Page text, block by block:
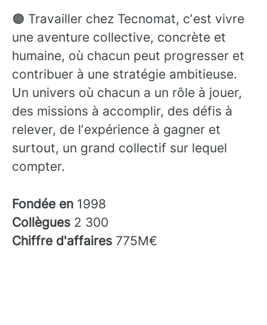
🟠 Travailler chez Tecnomat, cʼest vivre
une aventure collective, concrète et
humaine, où chacun peut progresser et
contribuer à une stratégie ambitieuse.
Un univers où chacun a un rôle à jouer,
des missions à accomplir, des défis à
relever, de lʼexpérience à gagner et
surtout, un grand collectif sur lequel
compter.
Fondée en 1998
Collègues 2 300
Chiffre d'affaires 775M€